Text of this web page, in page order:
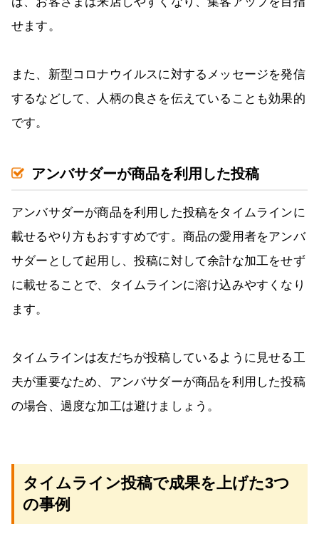
せます。
また、新型コロナウイルスに対するメッセージを発信
するなどして、人柄の良さを伝えていることも効果的
です。
アンバサダーが商品を利用した投稿
アンバサダーが商品を利用した投稿をタイムラインに
載せるやり方もおすすめです。商品の愛用者をアンバ
サダーとして起用し、投稿に対して余計な加工をせず
に載せることで、タイムラインに溶け込みやすくなり
ます。
タイムラインは友だちが投稿しているように見せる工
夫が重要なため、アンバサダーが商品を利用した投稿
の場合、過度な加工は避けましょう。
タイムライン投稿で成果を上げた3つ
の事例